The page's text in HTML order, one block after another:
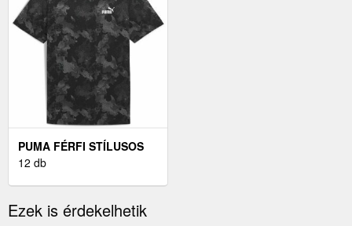
PUMA FÉRFI STÍLUSOS
PÓLÓ FÉRFI STÍLUSOS
12 db
Ezek is érdekelhetik